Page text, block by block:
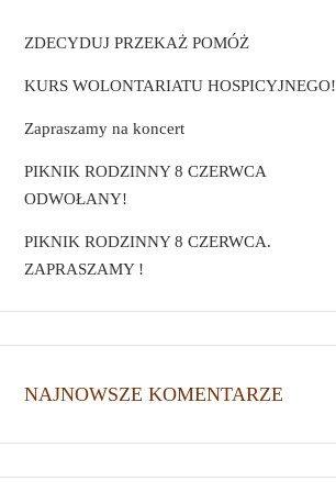
ZDECYDUJ PRZEKAŻ POMÓŻ
KURS WOLONTARIATU HOSPICYJNEGO!
Zapraszamy na koncert
PIKNIK RODZINNY 8 CZERWCA
ODWOŁANY!
PIKNIK RODZINNY 8 CZERWCA.
ZAPRASZAMY !
NAJNOWSZE KOMENTARZE